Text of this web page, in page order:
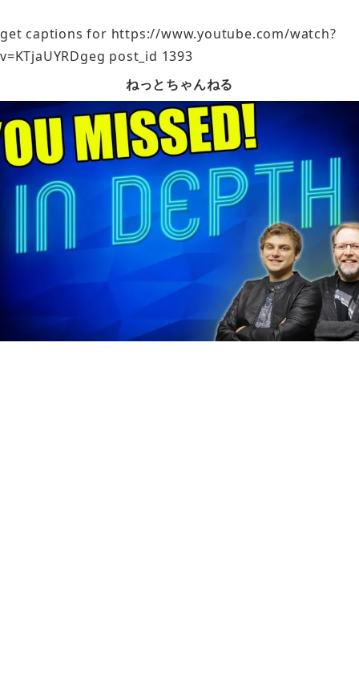
get captions for https://www.youtube.com/watch?
v=KTjaUYRDgeg post_id 1393
ねっとちゃんねる